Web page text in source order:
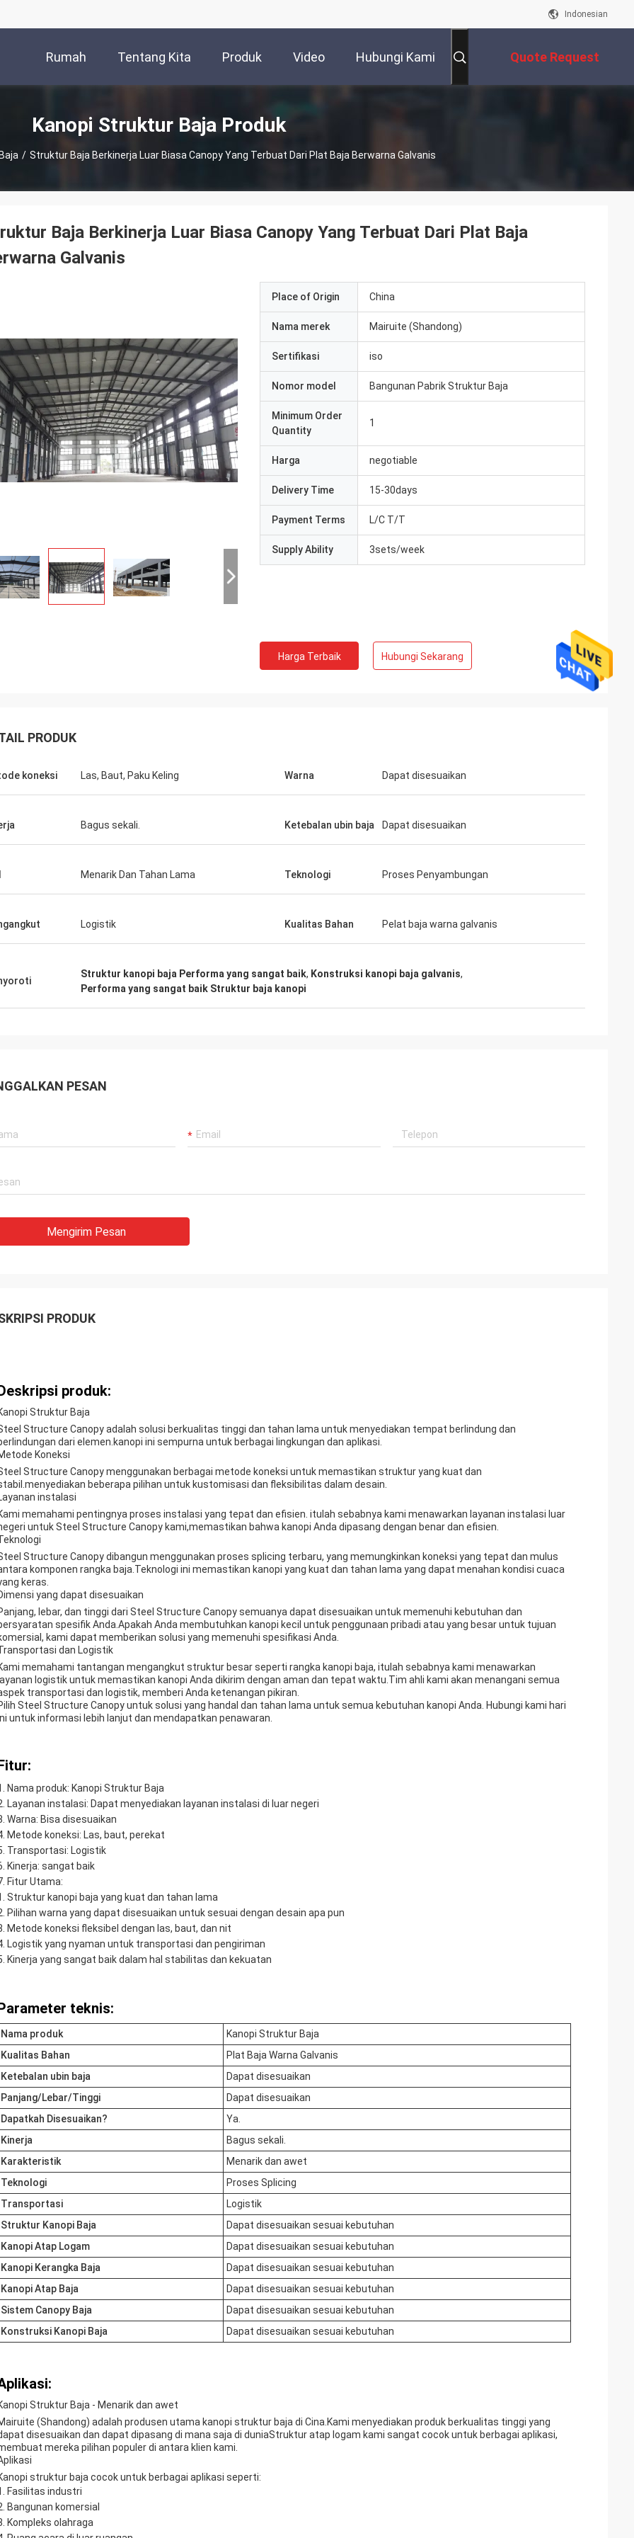
Indonesian
Rumah Tentang Kita Produk Video Hubungi Kami Quote Request
Kanopi Struktur Baja Produk
/ Struktur Baja Berkinerja Luar Biasa Canopy Yang Terbuat Dari Plat Baja Berwarna Galvanis
Baja Berkinerja Luar Biasa Canopy Yang Terbuat Dari Plat Baja
Galvanis
Place of Origin China
Nama merek Mairuite (Shandong)
Sertifikasi iso
Nomor model Bangunan Pabrik Struktur Baja
Minimum Order
Quantity
1
Harga negotiable
Delivery Time 15-30days
Payment Terms L/C T/T
Supply Ability 3sets/week
Harga Terbaik Hubungi Sekarang
PRODUK
koneksi Las, Baut, Paku Keling Warna Dapat disesuaikan
Bagus sekali. Ketebalan ubin baja Dapat disesuaikan
Menarik Dan Tahan Lama Teknologi Proses Penyambungan
Logistik Kualitas Bahan Pelat baja warna galvanis
Struktur kanopi baja Performa yang sangat baik, Konstruksi kanopi baja galvanis,
Performa yang sangat baik Struktur baja kanopi
PESAN
Mengirim Pesan
PRODUK
produk:
Struktur Baja
Structure Canopy adalah solusi berkualitas tinggi dan tahan lama untuk menyediakan tempat berlindung dan
dari elemen.kanopi ini sempurna untuk berbagai lingkungan dan aplikasi.
Koneksi
Structure Canopy menggunakan berbagai metode koneksi untuk memastikan struktur yang kuat dan
beberapa pilihan untuk kustomisasi dan fleksibilitas dalam desain.
instalasi
memahami pentingnya proses instalasi yang tepat dan efisien. itulah sebabnya kami menawarkan layanan instalasi luar
untuk Steel Structure Canopy kami,memastikan bahwa kanopi Anda dipasang dengan benar dan efisien.
Structure Canopy dibangun menggunakan proses splicing terbaru, yang memungkinkan koneksi yang tepat dan mulus
komponen rangka baja.Teknologi ini memastikan kanopi yang kuat dan tahan lama yang dapat menahan kondisi cuaca
keras.
yang dapat disesuaikan
lebar, dan tinggi dari Steel Structure Canopy semuanya dapat disesuaikan untuk memenuhi kebutuhan dan
spesifik Anda.Apakah Anda membutuhkan kanopi kecil untuk penggunaan pribadi atau yang besar untuk tujuan
kami dapat memberikan solusi yang memenuhi spesifikasi Anda.
dan Logistik
memahami tantangan mengangkut struktur besar seperti rangka kanopi baja, itulah sebabnya kami menawarkan
logistik untuk memastikan kanopi Anda dikirim dengan aman dan tepat waktu.Tim ahli kami akan menangani semua
transportasi dan logistik, memberi Anda ketenangan pikiran.
Steel Structure Canopy untuk solusi yang handal dan tahan lama untuk semua kebutuhan kanopi Anda. Hubungi kami hari
untuk informasi lebih lanjut dan mendapatkan penawaran.
Nama produk: Kanopi Struktur Baja
Layanan instalasi: Dapat menyediakan layanan instalasi di luar negeri
Warna: Bisa disesuaikan
Metode koneksi: Las, baut, perekat
Transportasi: Logistik
Kinerja: sangat baik
Fitur Utama:
Struktur kanopi baja yang kuat dan tahan lama
Pilihan warna yang dapat disesuaikan untuk sesuai dengan desain apa pun
Metode koneksi fleksibel dengan las, baut, dan nit
Logistik yang nyaman untuk transportasi dan pengiriman
Kinerja yang sangat baik dalam hal stabilitas dan kekuatan
teknis:
Nama produk
Kanopi Struktur Baja
Kualitas Bahan
Plat Baja Warna Galvanis
Ketebalan ubin baja
Dapat disesuaikan
Panjang/Lebar/Tinggi
Dapat disesuaikan
Dapatkah Disesuaikan?
Ya.
Kinerja
Bagus sekali.
Karakteristik
Menarik dan awet
Teknologi
Proses Splicing
Transportasi
Logistik
Struktur Kanopi Baja
Dapat disesuaikan sesuai kebutuhan
Kanopi Atap Logam
Dapat disesuaikan sesuai kebutuhan
Kanopi Kerangka Baja
Dapat disesuaikan sesuai kebutuhan
Kanopi Atap Baja
Dapat disesuaikan sesuai kebutuhan
Sistem Canopy Baja
Dapat disesuaikan sesuai kebutuhan
Konstruksi Kanopi Baja
Dapat disesuaikan sesuai kebutuhan
Struktur Baja - Menarik dan awet
(Shandong) adalah produsen utama kanopi struktur baja di Cina.Kami menyediakan produk berkualitas tinggi yang
disesuaikan dan dapat dipasang di mana saja di duniaStruktur atap logam kami sangat cocok untuk berbagai aplikasi,
mereka pilihan populer di antara klien kami.
struktur baja cocok untuk berbagai aplikasi seperti:
Fasilitas industri
Bangunan komersial
Kompleks olahraga